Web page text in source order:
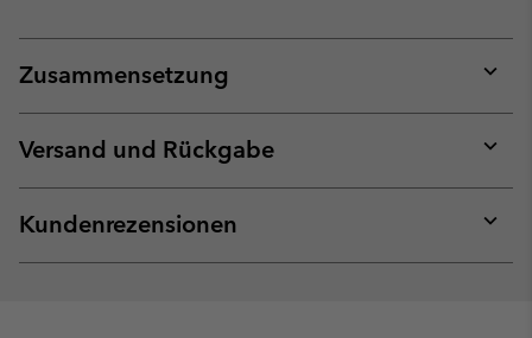
Zusammensetzung
or
Versand und Rückgabe
or
Kundenrezensionen
or